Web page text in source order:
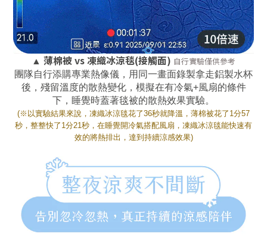
▲ 薄棉被 vs 凍織冰涼毯(接觸面) 自行實驗僅供參考
團隊自行添購專業熱像儀，用同一畫面錄製拿走鋁製水杯
後，殘留溫度的散熱變化，模擬在有冷氣+風扇的條件
下，睡覺時蓋著毯被的散熱效果實驗。
(※以實驗結果來說，凍織冰涼毯花了36秒就降溫， 薄棉被花了1分57
秒， 整整快了1分21秒，在睡覺開冷氣搭配風扇，凍織冰涼毯能快速有
效的將熱排出，達到持續涼感效果)